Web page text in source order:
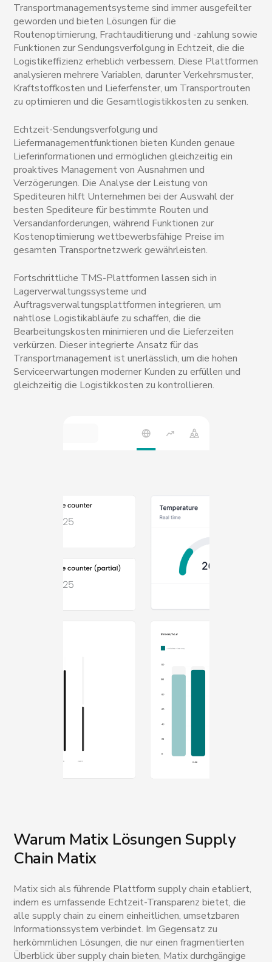
Transportmanagementsysteme sind immer ausgefeilter
geworden und bieten Lösungen für die
Routenoptimierung, Frachtauditierung und -zahlung sowie
Funktionen zur Sendungsverfolgung in Echtzeit, die die
Logistikeffizienz erheblich verbessern. Diese Plattformen
analysieren mehrere Variablen, darunter Verkehrsmuster,
Kraftstoffkosten und Lieferfenster, um Transportrouten
zu optimieren und die Gesamtlogistikkosten zu senken.
Echtzeit-Sendungsverfolgung und
Liefermanagementfunktionen bieten Kunden genaue
Lieferinformationen und ermöglichen gleichzeitig ein
proaktives Management von Ausnahmen und
Verzögerungen. Die Analyse der Leistung von
Spediteuren hilft Unternehmen bei der Auswahl der
besten Spediteure für bestimmte Routen und
Versandanforderungen, während Funktionen zur
Kostenoptimierung wettbewerbsfähige Preise im
gesamten Transportnetzwerk gewährleisten.
Fortschrittliche TMS-Plattformen lassen sich in
Lagerverwaltungssysteme und
Auftragsverwaltungsplattformen integrieren, um
nahtlose Logistikabläufe zu schaffen, die die
Bearbeitungskosten minimieren und die Lieferzeiten
verkürzen. Dieser integrierte Ansatz für das
Transportmanagement ist unerlässlich, um die hohen
Serviceerwartungen moderner Kunden zu erfüllen und
gleichzeitig die Logistikkosten zu kontrollieren.
Warum Matix Lösungen Supply
Chain Matix
Matix sich als führende Plattform supply chain etabliert,
indem es umfassende Echtzeit-Transparenz bietet, die
alle supply chain zu einem einheitlichen, umsetzbaren
Informationssystem verbindet. Im Gegensatz zu
herkömmlichen Lösungen, die nur einen fragmentierten
Überblick über supply chain bieten, Matix durchgängige